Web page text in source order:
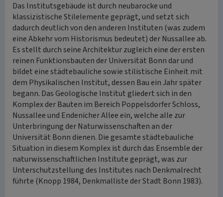
Das Institutsgebäude ist durch neubarocke und
klassizistische Stilelemente geprägt, und setzt sich
dadurch deutlich von den anderen Instituten (was zudem
eine Abkehr vom Historismus bedeutet) der Nussallee ab.
Es stellt durch seine Architektur zugleich eine der ersten
reinen Funktionsbauten der Universität Bonn dar und
bildet eine städtebauliche sowie stilistische Einheit mit
dem Physikalischen Institut, dessen Bau ein Jahr später
begann. Das Geologische Institut gliedert sich in den
Komplex der Bauten im Bereich Poppelsdorfer Schloss,
Nussallee und Endenicher Allee ein, welche alle zur
Unterbringung der Naturwissenschaften an der
Universität Bonn dienen. Die gesamte städtebauliche
Situation in diesem Komplex ist durch das Ensemble der
naturwissenschaftlichen Institute geprägt, was zur
Unterschutzstellung des Institutes nach Denkmalrecht
führte (Knopp 1984, Denkmalliste der Stadt Bonn 1983).